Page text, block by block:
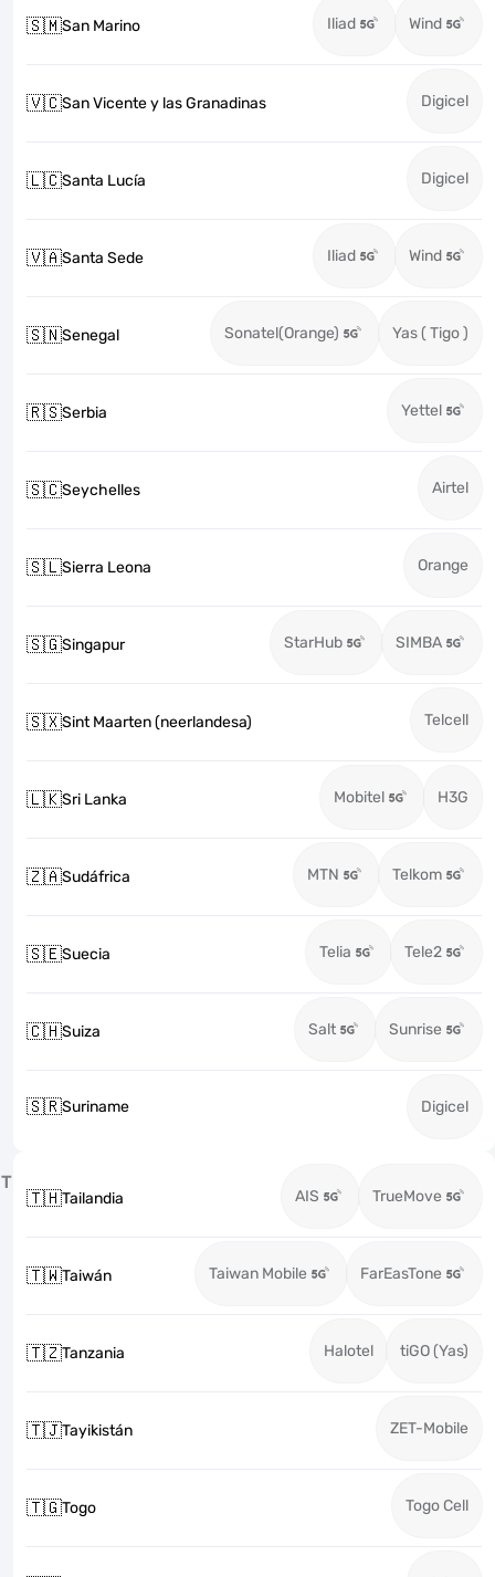
🇸🇲San Marino Iliad Wind
🇻🇨San Vicente y las Granadinas Digicel
🇱🇨Santa Lucía Digicel
🇻🇦Santa Sede Iliad Wind
🇸🇳Senegal Sonatel(Orange) Yas ( Tigo )
🇷🇸Serbia Yettel
🇸🇨Seychelles Airtel
🇸🇱Sierra Leona Orange
🇸🇬Singapur StarHub SIMBA
🇸🇽Sint Maarten (neerlandesa) Telcell
🇱🇰Sri Lanka Mobitel H3G
🇿🇦Sudáfrica MTN Telkom
🇸🇪Suecia Telia Tele2
🇨🇭Suiza Salt Sunrise
🇸🇷Suriname Digicel
T
🇹🇭Tailandia AIS TrueMove
🇹🇼Taiwán Taiwan Mobile FarEasTone
🇹🇿Tanzania Halotel tiGO (Yas)
🇹🇯Tayikistán ZET-Mobile
🇹🇬Togo Togo Cell